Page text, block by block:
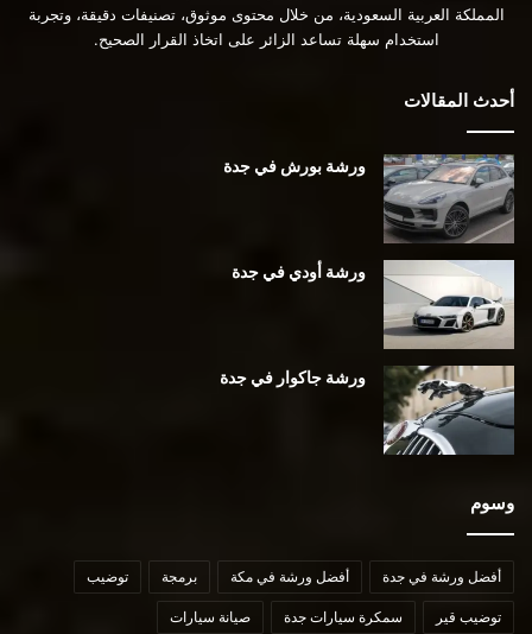
المملكة العربية السعودية، من خلال محتوى موثوق، تصنيفات دقيقة، وتجربة
استخدام سهلة تساعد الزائر على اتخاذ القرار الصحيح.
أحدث المقالات
ورشة بورش في جدة
ورشة أودي في جدة
ورشة جاكوار في جدة
وسوم
أفضل ورشة في جدة أفضل ورشة في مكة برمجة توضيب
توضيب قير سمكرة سيارات جدة صيانة سيارات